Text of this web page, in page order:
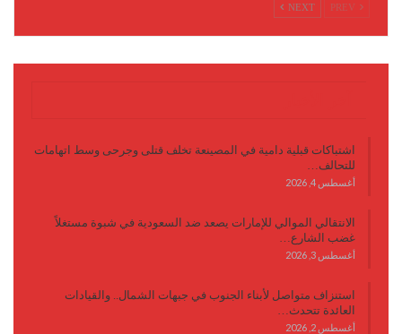
NEXT
اشتباكات قبلية دامية في المصينعة تخلف قتلى وجرحى وسط اتهامات
للتحالف…
أغسطس 4, 2026
الانتقالي الموالي للإمارات يصعد ضد السعودية في شبوة مستغلاً
غضب الشارع…
أغسطس 3, 2026
استنزاف متواصل لأبناء الجنوب في جبهات الشمال.. والقيادات
العائدة تتحدث…
أغسطس 2, 2026